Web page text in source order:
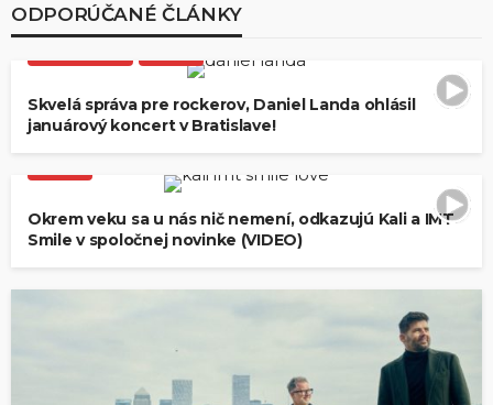
ODPORÚČANÉ ČLÁNKY
Skvelá správa pre rockerov, Daniel Landa ohlásil
januárový koncert v Bratislave!
Okrem veku sa u nás nič nemení, odkazujú Kali a IMT
Smile v spoločnej novinke (VIDEO)